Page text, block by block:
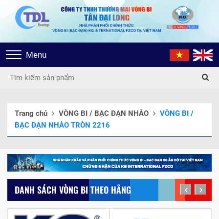
Toggle
navigation
Menu
Trang chủ VÒNG BI / BẠC ĐẠN NHÀO
VÒNG BI /
BẠC ĐẠN NHÀO TRÒN 2216
DANH SÁCH VÒNG BI THEO HÃNG prev next